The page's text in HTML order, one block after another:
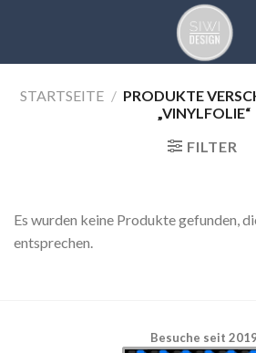
STARTSEITE / PRODUKTE
„VINYLFOLIE“
FILTER
Es wurden keine Produkte gefunden,
entsprechen.
Besuche seit